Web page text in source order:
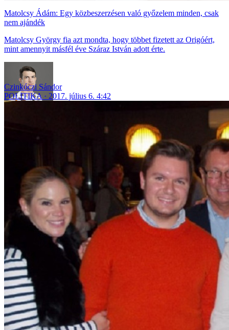
Matolcsy Ádám: Egy közbeszerzésen való győzelem minden, csak
nem ajándék
Matolcsy György fia azt mondta, hogy többet fizetett az Origóért,
mint amennyit másfél éve Száraz István adott érte.
Czinkóczi Sándor
POLITIKA
2017. július 6. 4:42